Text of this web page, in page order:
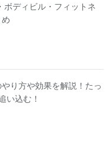
ボディビル・フィットネ
り方や効果を解説！たっ
い込む！